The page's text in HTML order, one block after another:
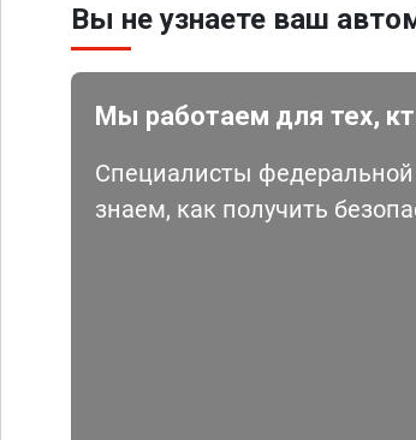
Вы не узнаете ваш
Мы работаем для тех,
Специалисты
знаем, как получить